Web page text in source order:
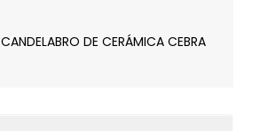
CANDELABRO DE CERÁMICA CEBRA